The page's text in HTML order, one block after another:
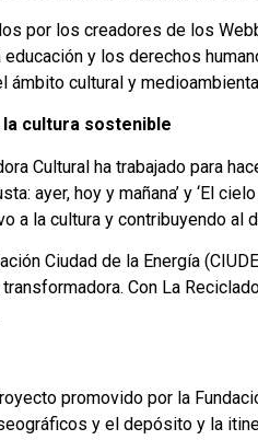
por los creadores de los
y los derechos
ámbito cultural y
la cultura sostenible
Cultural ha trabajado para
ayer, hoy y mañana’ y ‘El
a la cultura y contribuyendo al
Ciudad de la Energía
transformadora. Con La
promovido por la
y el depósito y la